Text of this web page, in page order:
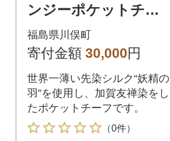
ンジーポケットチー
フ(加賀友禅)鎖/ライト
ブルー
福島県川俣町
寄付金額 30,000円
世界一薄い先染シルク“妖精の
羽”を使用し、加賀友禅染をし
たポケットチーフです。
（0件）